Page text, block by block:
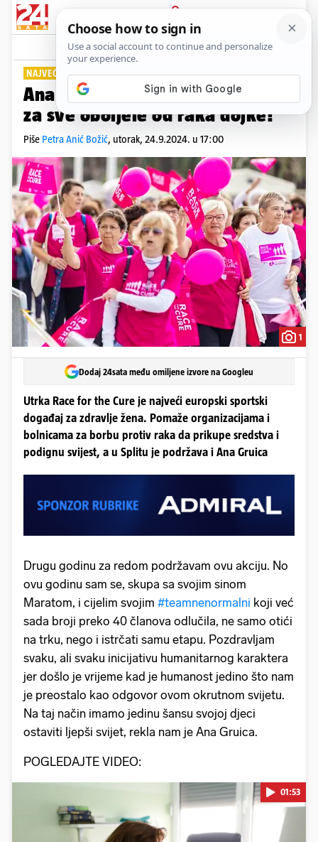
PRIJAVA
Lifestyle Komentari
NAJVEĆA UTRKA ZA ŽENE
Ana Gruica: I ove godine trčim
za sve oboljele od raka dojke!
Piše Petra Anić Božić, utorak, 24.9.2024. u 17:00
1
Dodaj 24sata među omiljene izvore na Googleu
Utrka Race for the Cure je najveći europski sportski
događaj za zdravlje žena. Pomaže organizacijama i
bolnicama za borbu protiv raka da prikupe sredstva i
podignu svijest, a u Splitu je podržava i Ana Gruica
Drugu godinu za redom podržavam ovu akciju. No
ovu godinu sam se, skupa sa svojim sinom
Maratom, i cijelim svojim #teamnenormalni koji već
sada broji preko 40 članova odlučila, ne samo otići
na trku, nego i istrčati samu etapu. Pozdravljam
svaku, ali svaku inicijativu humanitarnog karaktera
jer došlo je vrijeme kad je humanost jedino što nam
je preostalo kao odgovor ovom okrutnom svijetu.
Na taj način imamo jedinu šansu svojoj djeci
ostaviti ljepši svijet, rekla nam je Ana Gruica.
POGLEDAJTE VIDEO:
01:53